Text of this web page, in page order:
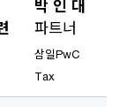
박 인 대
파트너
삼일PwC
Tax